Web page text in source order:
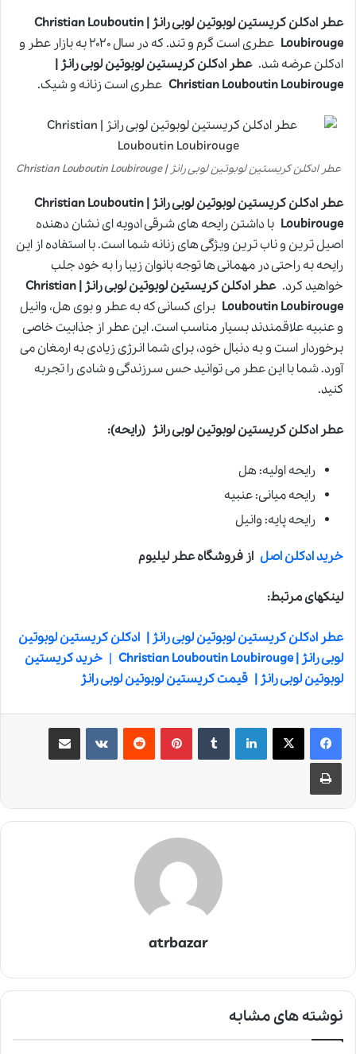
عطر ادکلن کریستین لوبوتین لوبی رانژ | Christian Louboutin
Loubirouge
عطری است گرم و تند. که در سال ۲۰۲۰ به بازار عطر و
ادکلن عرضه شد.عطر ادکلن کریستین لوبوتین لوبی رانژ |
Christian Louboutin Loubirouge عطری است زنانه و شیک.
عطر ادکلن کریستین لوبوتین لوبی رانژ | Christian Louboutin Loubirouge
عطر ادکلن کریستین لوبوتین لوبی رانژ | Christian Louboutin
Loubirouge با داشتن رایحه های شرقی ادویه ای نشان دهنده
اصیل ترین و ناب ترین ویژگی های زنانه شما است. با استفاده از این
رایحه به راحتی در مهمانی ها توجه بانوان زیبا را به خود جلب
خواهید کرد.
عطر ادکلن کریستین لوبوتین لوبی رانژ | Christian
Louboutin Loubirouge برای کسانی که به عطر و بوی هل، وانیل
و عنبیه علاقمندند بسیار مناسب است. این عطر از جذابیت خاصی
برخوردار است و به دنبال خود، برای شما انرژی زیادی به ارمغان می
آورد. شما با این عطر می توانید حس سرزندگی و شادی را تجربه
کنید.
عطر ادکلن کریستین لوبوتین لوبی رانژ (رایحه):
رایحه اولیه: هل
رایحه میانی: عنبیه
رایحه پایه: وانیل
خرید ادکلن اصل از فروشگاه عطر لیلیوم
لینکهای مرتبط:
عطر ادکلن کریستین لوبوتین لوبی رانژ | ادکلن کریستین لوبوتین
لوبی رانژ | Christian Louboutin Loubirouge
| خرید کریستین
لوبوتین لوبی رانژ | قیمت کریستین لوبوتین لوبی رانژ
لینکدین ‫پین‌ترست ‫رددیت
چاپ
atrbazar
نوشته های مشابه